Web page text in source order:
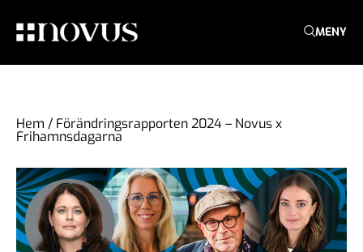
MENY
Hem / Förändringsrapporten 2024 – Novus x
Frihamnsdagarna